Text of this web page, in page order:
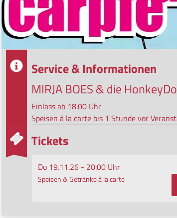
© Lars LaionService & Informationen
MIRJA BOES & die
Einlass ab 18:00 Uhr
Speisen à la carte bis 1 Stunde vor
Tickets
Do 19.11.26 - 20:00 Uhr
Speisen & Getränke à la carte